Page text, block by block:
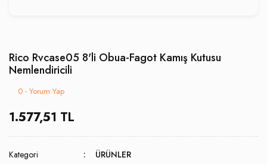
Rico Rvcase05 8'li Obua-Fagot Kamış Kutusu
Nemlendiricili
0 - Yorum Yap
1.577,51 TL
Kategori ÜRÜNLER